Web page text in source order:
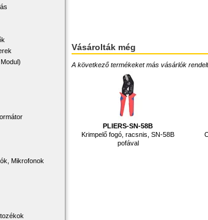
Mikrofonok
Vásárolták még
A következő termékeket más vásárlók
PLIERS-SN-58B
Krimpelő fogó, racsnis, SN-58B
pofával